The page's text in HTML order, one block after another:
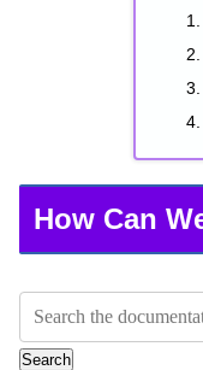
How Can
Search